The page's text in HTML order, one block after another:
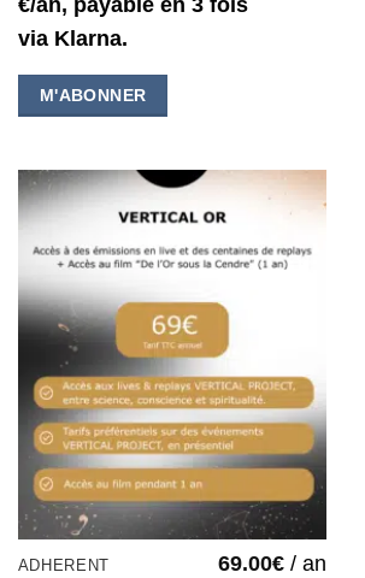
€/an, payable en 3 fois
via Klarna.
M'ABONNER
ADHERENT 69.00€ / an